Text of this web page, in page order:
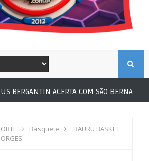
BERGANTIN ACERTA COM SÃO BERNARDO
Basquete
BAURU BASKET